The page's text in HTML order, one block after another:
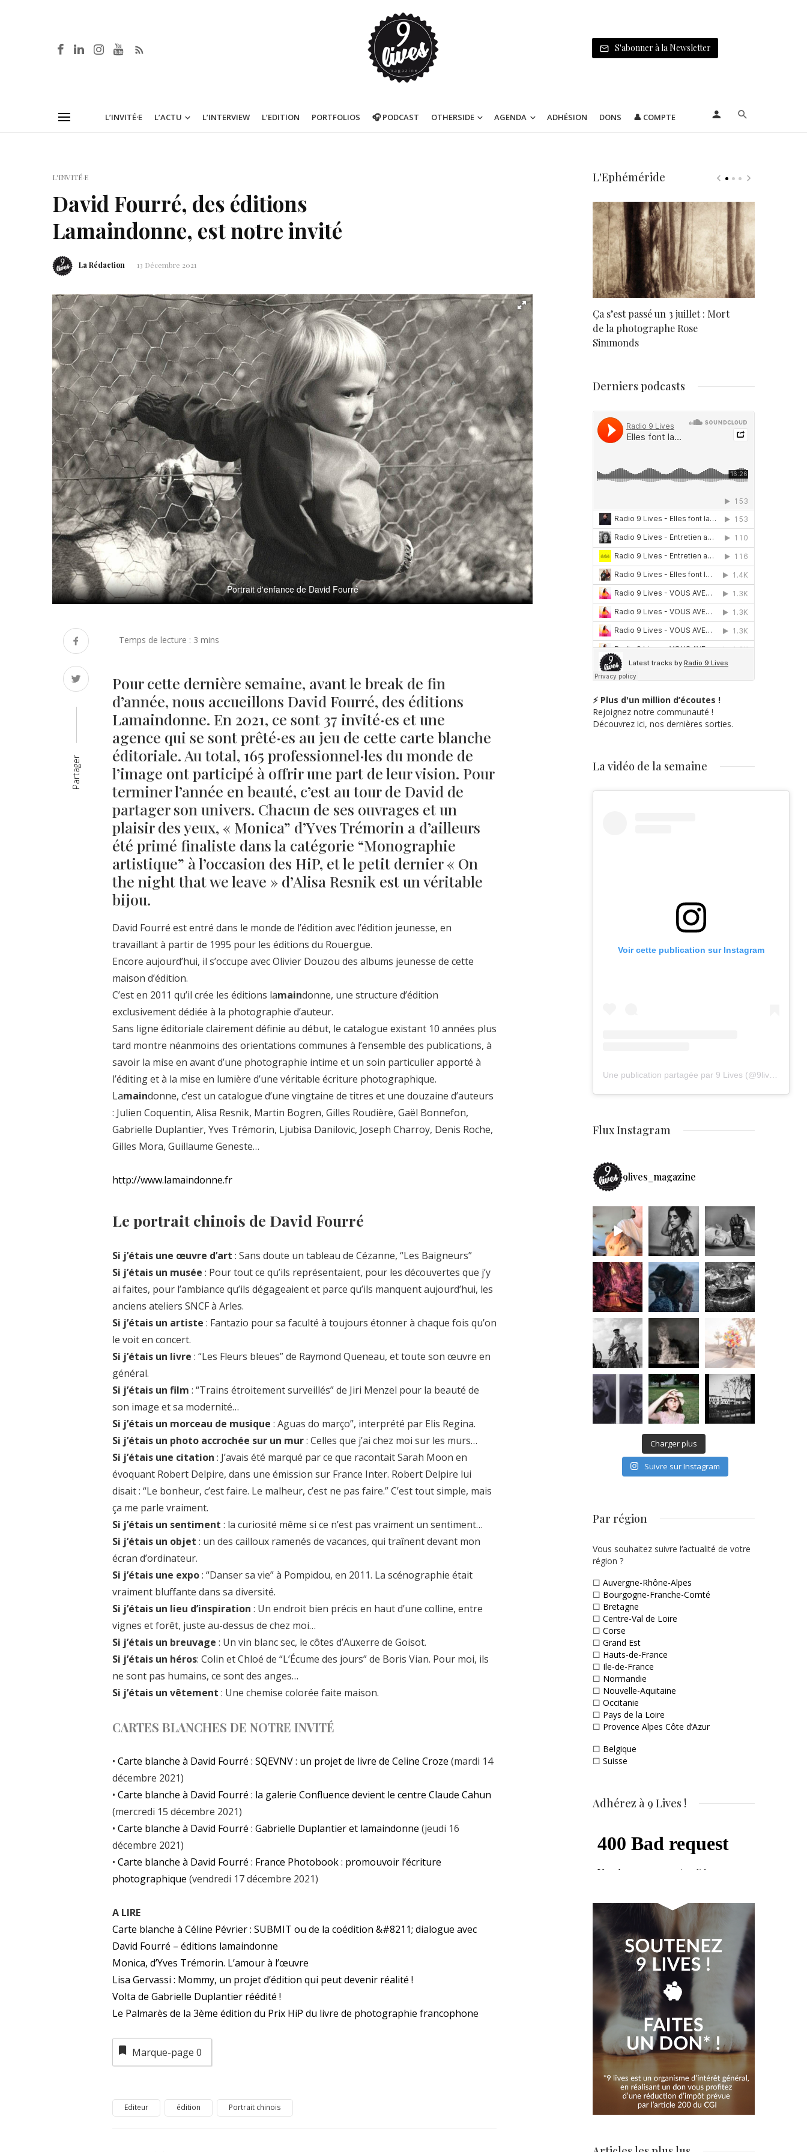
S'abonner à la Newsletter
L’INVITÉ·E L’ACTU L’INTERVIEW L’EDITION PORTFOLIOS 🎧 PODCAST OTHERSIDE AGENDA ADHÉSION DONS 👤 COMPTE
L'INVITÉ·E
David Fourré, des éditions
Lamaindonne, est notre invité
La Rédaction 13 Décembre 2021
Portrait d'enfance de David Fourré
Partager
Pour cette dernière semaine, avant le break de fin
d’année, nous accueillons David Fourré, des éditions
Lamaindonne. En 2021, ce sont 37 invité·es et une
agence qui se sont prêté·es au jeu de cette carte blanche
éditoriale. Au total, 165 professionnel·les du monde de
l’image ont participé à offrir une part de leur vision. Pour
terminer l’année en beauté, c’est au tour de David de
partager son univers. Chacun de ses ouvrages et un
plaisir des yeux, « Monica” d’Yves Trémorin a d’ailleurs
été primé finaliste dans la catégorie “Monographie
artistique” à l’occasion des HiP, et le petit dernier « On
the night that we leave » d’Alisa Resnik est un véritable
bijou.
David Fourré est entré dans le monde de l’édition avec l’édition jeunesse, en
travaillant à partir de 1995 pour les éditions du Rouergue.
Encore aujourd’hui, il s’occupe avec Olivier Douzou des albums jeunesse de cette
maison d’édition.
C’est en 2011 qu’il crée les éditions lamaindonne, une structure d’édition
exclusivement dédiée à la photographie d’auteur.
Sans ligne éditoriale clairement définie au début, le catalogue existant 10 années plus
tard montre néanmoins des orientations communes à l’ensemble des publications, à
savoir la mise en avant d’une photographie intime et un soin particulier apporté à
l’éditing et à la mise en lumière d’une véritable écriture photographique.
Lamaindonne, c’est un catalogue d’une vingtaine de titres et une douzaine d’auteurs
: Julien Coquentin, Alisa Resnik, Martin Bogren, Gilles Roudière, Gaël Bonnefon,
Gabrielle Duplantier, Yves Trémorin, Ljubisa Danilovic, Joseph Charroy, Denis Roche,
Gilles Mora, Guillaume Geneste…
http://www.lamaindonne.fr
Le portrait chinois de David Fourré
Si j’étais une œuvre d’art : Sans doute un tableau de Cézanne, “Les Baigneurs”
Si j’étais un musée : Pour tout ce qu’ils représentaient, pour les découvertes que j’y
ai faites, pour l’ambiance qu’ils dégageaient et parce qu’ils manquent aujourd’hui, les
anciens ateliers SNCF à Arles.
Si j’étais un artiste : Fantazio pour sa faculté à toujours étonner à chaque fois qu’on
le voit en concert.
Si j’étais un livre : “Les Fleurs bleues” de Raymond Queneau, et toute son œuvre en
général.
Si j’étais un film : “Trains étroitement surveillés” de Jiri Menzel pour la beauté de
son image et sa modernité…
Si j’étais un morceau de musique : Aguas do março”, interprété par Elis Regina.
Si j’étais un photo accrochée sur un mur: Celles que j’ai chez moi sur les murs…
Si j’étais une citation : J’avais été marqué par ce que racontait Sarah Moon en
évoquant Robert Delpire, dans une émission sur France Inter. Robert Delpire lui
disait : “Le bonheur, c’est faire. Le malheur, c’est ne pas faire.” C’est tout simple, mais
ça me parle vraiment.
Si j’étais un sentiment : la curiosité même si ce n’est pas vraiment un sentiment…
Si j’étais un objet : un des cailloux ramenés de vacances, qui traînent devant mon
écran d’ordinateur.
Si j’étais une expo: “Danser sa vie” à Pompidou, en 2011. La scénographie était
vraiment bluffante dans sa diversité.
Si j’étais un lieu d’inspiration : Un endroit bien précis en haut d’une colline, entre
vignes et forêt, juste au-dessus de chez moi…
Si j’étais un breuvage : Un vin blanc sec, le côtes d’Auxerre de Goisot.
Si j’étais un héros: Colin et Chloé de “L’Écume des jours” de Boris Vian. Pour moi, ils
ne sont pas humains, ce sont des anges…
Si j’étais un vêtement : Une chemise colorée faite maison.
CARTES BLANCHES DE NOTRE INVITÉ
• Carte blanche à David Fourré : SQEVNV : un projet de livre de Celine Croze (mardi 14
décembre 2021)
• Carte blanche à David Fourré : la galerie Confluence devient le centre Claude Cahun
(mercredi 15 décembre 2021)
• Carte blanche à David Fourré : Gabrielle Duplantier et lamaindonne (jeudi 16
décembre 2021)
• Carte blanche à David Fourré : France Photobook : promouvoir l’écriture
photographique (vendredi 17 décembre 2021)
A LIRE
Carte blanche à Céline Pévrier : SUBMIT ou de la coédition &#8211; dialogue avec
David Fourré – éditions lamaindonne
Monica, d’Yves Trémorin. L’amour à l’œuvre
Lisa Gervassi : Mommy, un projet d’édition qui peut devenir réalité !
Volta de Gabrielle Duplantier réédité !
Le Palmarès de la 3ème édition du Prix HiP du livre de photographie francophone
Marque-page 0
Editeur édition Portrait chinois
L'Ephéméride
Né un 2 juillet : André Kertész
Né un 1er juillet : Léonard
Misonne
Ça s’est passé un 3 juillet : Mort
de la photographe Rose
Simmonds
Derniers podcasts
⚡ Plus d'un million d’écoutes !
Rejoignez notre communauté !
Découvrez ici, nos dernières sorties.
La vidéo de la semaine
Voir cette publication sur Instagram
Flux Instagram
9lives_magazine
Charger plus
Suivre sur Instagram
Par région
Vous souhaitez suivre l’actualité de votre
région ?
☐ Auvergne-Rhône-Alpes
☐ Bourgogne-Franche-Comté
☐ Bretagne
☐ Centre-Val de Loire
☐ Corse
☐ Grand Est
☐ Hauts-de-France
☐ Ile-de-France
☐ Normandie
☐ Nouvelle-Aquitaine
☐ Occitanie
☐ Pays de la Loire
☐ Provence Alpes Côte d’Azur
☐ Belgique
☐ Suisse
Adhérez à 9 Lives !